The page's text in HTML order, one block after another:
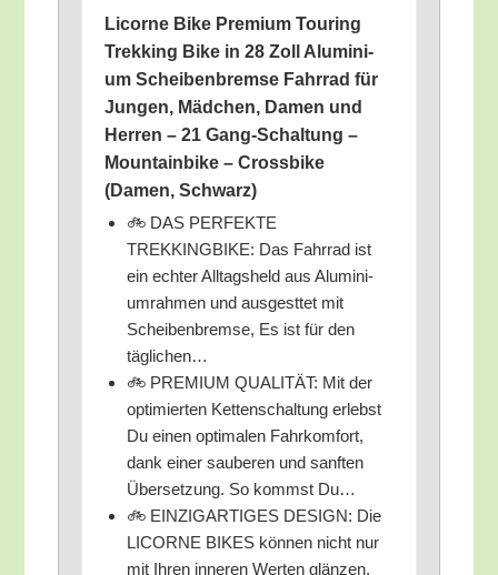
Licor­ne Bike Pre­mi­um Tou­ring
Trek­king Bike in 28 Zoll Alu­mi­ni­
um Schei­ben­brem­se Fahr­rad für
Jun­gen, Mäd­chen, Damen und
Her­ren – 21 Gang-Schal­tung –
Moun­tain­bike – Cross­bike
(Damen, Schwarz)
🚲 DAS PERFEKTE
TREKKINGBIKE: Das Fahr­rad ist
ein ech­ter All­tags­held aus Alu­mi­ni­
um­rah­men und aus­gest­tet mit
Schei­ben­brem­se, Es ist für den
täglichen…
🚲 PREMIUM QUALITÄT: Mit der
opti­mier­ten Ket­ten­schal­tung erlebst
Du einen opti­ma­len Fahr­kom­fort,
dank einer sau­be­ren und sanf­ten
Über­set­zung. So kommst Du…
🚲 EINZIGARTIGES DESIGN: Die
LICORNE BIKES kön­nen nicht nur
mit Ihren inne­ren Wer­ten glän­zen.